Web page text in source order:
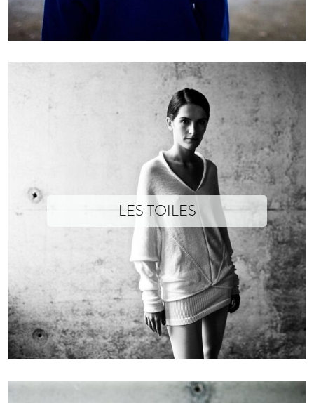
LES TOILES
Les histoires sont des toiles, étroitement liées, fil à fil et on suit
Xavier Brisoux qui envisage chaque collection comme une histoire